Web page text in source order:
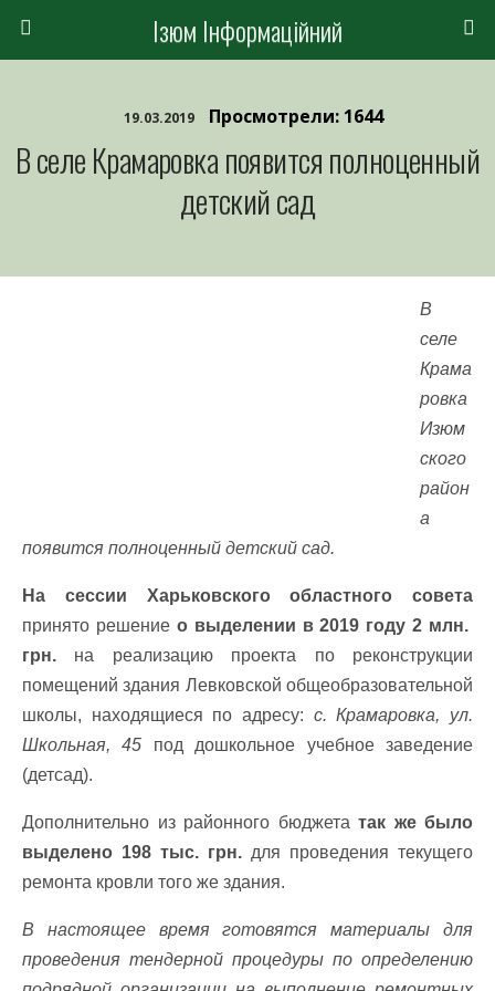
Ізюм Інформаційний
19.03.2019 Просмотрели: 1644
В селе Крамаровка появится полноценный
детский сад
В
селе
Крама
ровка
Изюм
ского
район
а
появится полноценный детский сад.
На сессии Харьковского областного совета
принято решениео выделении в 2019 году 2 млн.
грн. на реализацию проекта по реконструкции
помещений здания Левковской общеобразовательной
школы, находящиеся по адресу: с. Крамаровка, ул.
Школьная, 45 под дошкольное учебное заведение
(детсад).
Дополнительно из районного бюджета так же было
выделено 198 тыс. грн. для проведения текущего
ремонта кровли того же здания.
В настоящее время готовятся материалы для
проведения тендерной процедуры по определению